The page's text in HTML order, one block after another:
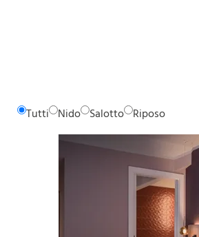
Tutti Nido Salotto Riposo